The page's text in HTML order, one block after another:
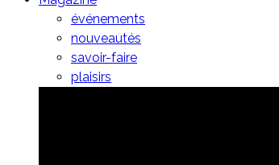
événements
nouveautés
savoir-faire
plaisirs